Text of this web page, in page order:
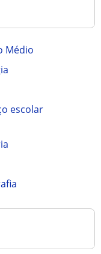
Médio
escolar